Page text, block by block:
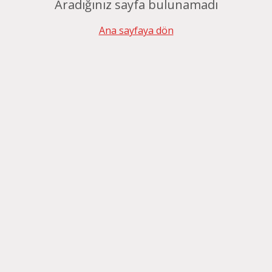
Aradığınız sayfa bulunamadı
Ana sayfaya dön